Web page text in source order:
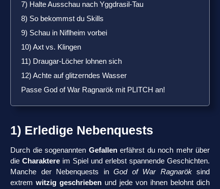
7) Halte Ausschau nach Yggdrasil-Tau
8) So bekommst du Skills
9) Schau in Niflheim vorbei
10) Axt vs. Klingen
11) Draugar-Löcher lohnen sich
12) Achte auf glitzerndes Wasser
Passe God of War Ragnarök mit PLITCH an!
1) Erledige Nebenquests
Durch die sogenannten Gefallenerfährst du noch mehr über
die Charaktere im Spiel und erlebst spannende Geschichten.
Manche der Nebenquests in God of War Ragnarök sind
extrem witzig geschrieben und jede von ihnen belohnt dich